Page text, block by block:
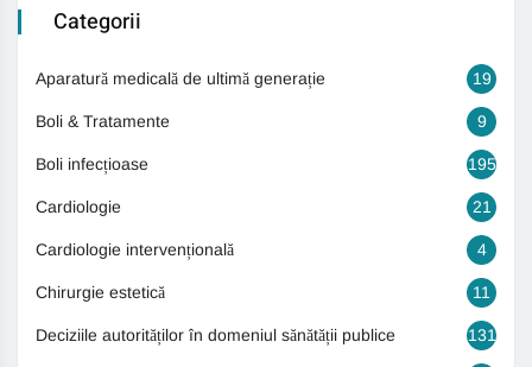
Categorii
Aparatură medicală de ultimă generație 19
Boli & Tratamente 9
Boli infecțioase 195
Cardiologie 21
Cardiologie intervențională 4
Chirurgie estetică 11
Deciziile autorităților în domeniul sănătății publice 131